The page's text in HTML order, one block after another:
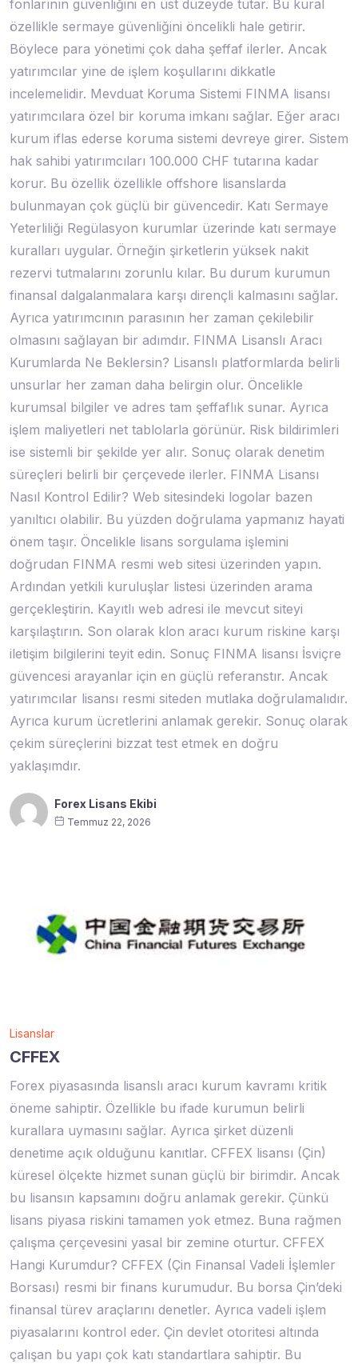
fonlarının güvenliğini en üst düzeyde tutar. Bu kural
özellikle sermaye güvenliğini öncelikli hale getirir.
Böylece para yönetimi çok daha şeffaf ilerler. Ancak
yatırımcılar yine de işlem koşullarını dikkatle
incelemelidir. Mevduat Koruma Sistemi FINMA lisansı
yatırımcılara özel bir koruma imkanı sağlar. Eğer aracı
kurum iflas ederse koruma sistemi devreye girer. Sistem
hak sahibi yatırımcıları 100.000 CHF tutarına kadar
korur. Bu özellik özellikle offshore lisanslarda
bulunmayan çok güçlü bir güvencedir. Katı Sermaye
Yeterliliği Regülasyon kurumlar üzerinde katı sermaye
kuralları uygular. Örneğin şirketlerin yüksek nakit
rezervi tutmalarını zorunlu kılar. Bu durum kurumun
finansal dalgalanmalara karşı dirençli kalmasını sağlar.
Ayrıca yatırımcının parasının her zaman çekilebilir
olmasını sağlayan bir adımdır. FINMA Lisanslı Aracı
Kurumlarda Ne Beklersin? Lisanslı platformlarda belirli
unsurlar her zaman daha belirgin olur. Öncelikle
kurumsal bilgiler ve adres tam şeffaflık sunar. Ayrıca
işlem maliyetleri net tablolarla görünür. Risk bildirimleri
ise sistemli bir şekilde yer alır. Sonuç olarak denetim
süreçleri belirli bir çerçevede ilerler. FINMA Lisansı
Nasıl Kontrol Edilir? Web sitesindeki logolar bazen
yanıltıcı olabilir. Bu yüzden doğrulama yapmanız hayati
önem taşır. Öncelikle lisans sorgulama işlemini
doğrudan FINMA resmi web sitesi üzerinden yapın.
Ardından yetkili kuruluşlar listesi üzerinden arama
gerçekleştirin. Kayıtlı web adresi ile mevcut siteyi
karşılaştırın. Son olarak klon aracı kurum riskine karşı
iletişim bilgilerini teyit edin. Sonuç FINMA lisansı İsviçre
güvencesi arayanlar için en güçlü referanstır. Ancak
yatırımcılar lisansı resmi siteden mutlaka doğrulamalıdır.
Ayrıca kurum ücretlerini anlamak gerekir. Sonuç olarak
çekim süreçlerini bizzat test etmek en doğru
yaklaşımdır.
Forex Lisans Ekibi
Temmuz 22, 2026
Lisanslar
CFFEX
Forex piyasasında lisanslı aracı kurum kavramı kritik
öneme sahiptir. Özellikle bu ifade kurumun belirli
kurallara uymasını sağlar. Ayrıca şirket düzenli
denetime açık olduğunu kanıtlar. CFFEX lisansı (Çin)
küresel ölçekte hizmet sunan güçlü bir birimdir. Ancak
bu lisansın kapsamını doğru anlamak gerekir. Çünkü
lisans piyasa riskini tamamen yok etmez. Buna rağmen
çalışma çerçevesini yasal bir zemine oturtur. CFFEX
Hangi Kurumdur? CFFEX (Çin Finansal Vadeli İşlemler
Borsası) resmi bir finans kurumudur. Bu borsa Çin’deki
finansal türev araçlarını denetler. Ayrıca vadeli işlem
piyasalarını kontrol eder. Çin devlet otoritesi altında
çalışan bu yapı çok katı standartlara sahiptir. Bu